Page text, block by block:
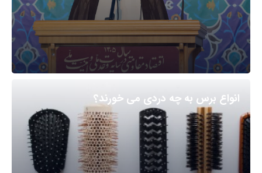
انواع برس به چه دردی می خورند؟